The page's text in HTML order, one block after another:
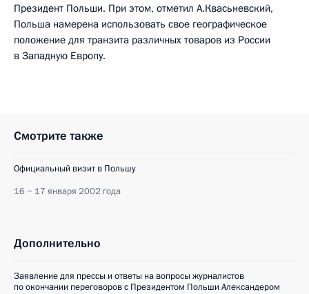
Президент Польши. При этом, отметил А.Квасьневский,
Польша намерена использовать свое географическое
положение для транзита различных товаров из России
в Западную Европу.
Смотрите также
Официальный визит в Польшу
16 − 17 января 2002 года
Дополнительно
Заявление для прессы и ответы на вопросы журналистов
по окончании переговоров с Президентом Польши Александером